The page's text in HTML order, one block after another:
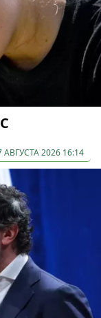
АВГУСТА 2026 16:14